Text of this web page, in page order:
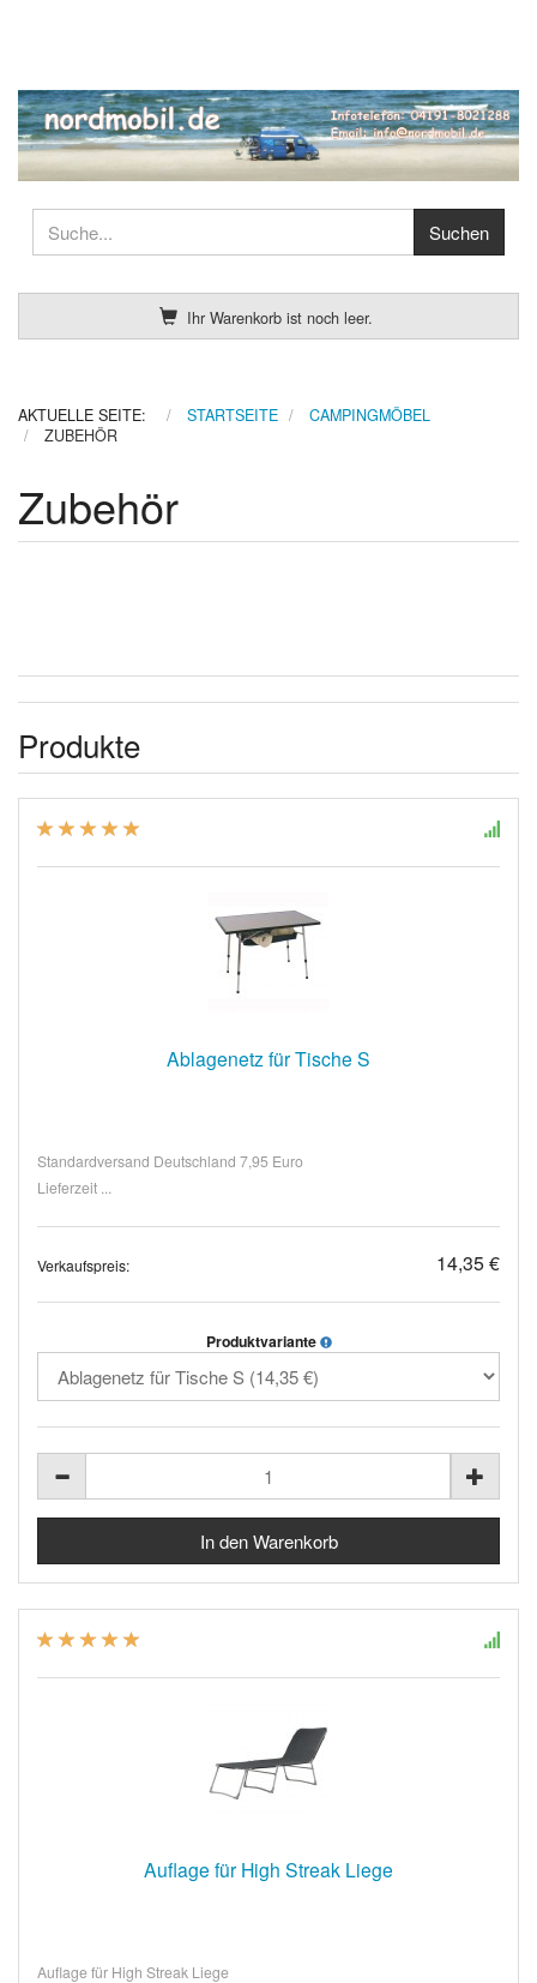
Ihr Warenkorb ist noch leer.
AKTUELLE SEITE: STARTSEITE
CAMPINGMÖBEL
ZUBEHÖR
Zubehör
Produkte
Ablagenetz für Tische S
Standardversand Deutschland 7,95 Euro
Lieferzeit ...
Verkaufspreis: 14,35 €
Produktvariante
Auflage für High Streak Liege
Auflage für High Streak Liege